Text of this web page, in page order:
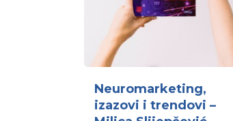
Neuromarketing,
izazovi i trendovi –